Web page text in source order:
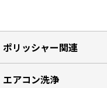
ポリッシャー関連
エアコン洗浄